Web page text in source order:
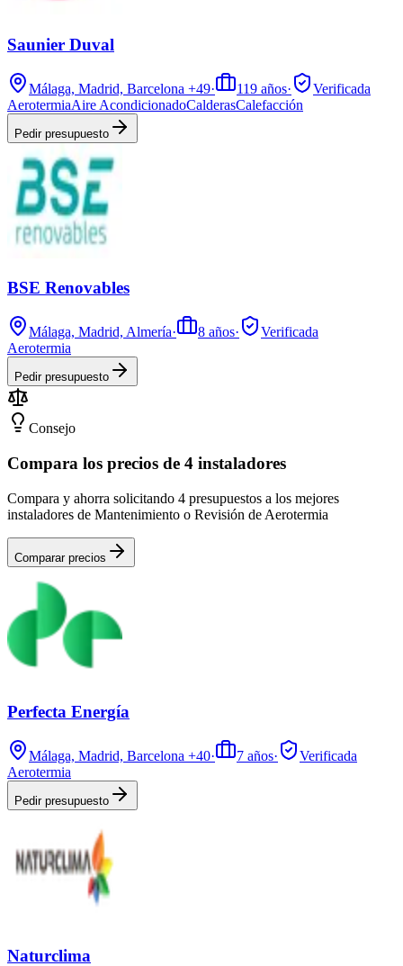
Saunier Duval
Málaga, Madrid, Barcelona +49· 119 años·
Verificada
AerotermiaAire AcondicionadoCalderasCalefacción
Pedir presupuesto
BSE Renovables
Málaga, Madrid, Almería· 8 años·
Verificada
Aerotermia
Pedir presupuesto
Consejo
Compara los precios de 4 instaladores
Compara y ahorra solicitando 4 presupuestos a los mejores
instaladores de Mantenimiento o Revisión de Aerotermia
Comparar precios
Perfecta Energía
Málaga, Madrid, Barcelona +40· 7 años·
Verificada
Aerotermia
Pedir presupuesto
Naturclima